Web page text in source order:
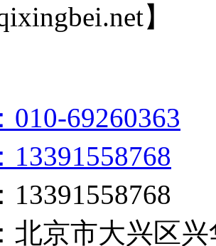
】
010-69260363
13391558768
13391558768
北京市大兴区